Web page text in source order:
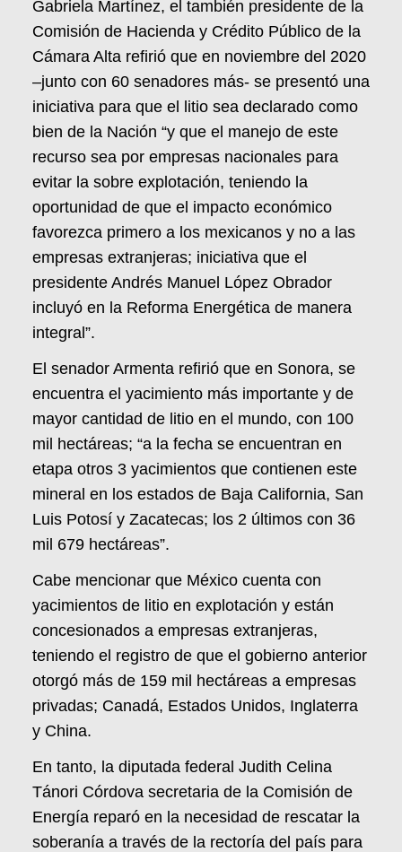
Gabriela Martínez, el también presidente de la
Comisión de Hacienda y Crédito Público de la
Cámara Alta refirió que en noviembre del 2020
–junto con 60 senadores más- se presentó una
iniciativa para que el litio sea declarado como
bien de la Nación “y que el manejo de este
recurso sea por empresas nacionales para
evitar la sobre explotación, teniendo la
oportunidad de que el impacto económico
favorezca primero a los mexicanos y no a las
empresas extranjeras; iniciativa que el
presidente Andrés Manuel López Obrador
incluyó en la Reforma Energética de manera
integral”.
El senador Armenta refirió que en Sonora, se
encuentra el yacimiento más importante y de
mayor cantidad de litio en el mundo, con 100
mil hectáreas; “a la fecha se encuentran en
etapa otros 3 yacimientos que contienen este
mineral en los estados de Baja California, San
Luis Potosí y Zacatecas; los 2 últimos con 36
mil 679 hectáreas”.
Cabe mencionar que México cuenta con
yacimientos de litio en explotación y están
concesionados a empresas extranjeras,
teniendo el registro de que el gobierno anterior
otorgó más de 159 mil hectáreas a empresas
privadas; Canadá, Estados Unidos, Inglaterra
y China.
En tanto, la diputada federal Judith Celina
Tánori Córdova secretaria de la Comisión de
Energía reparó en la necesidad de rescatar la
soberanía a través de la rectoría del país para